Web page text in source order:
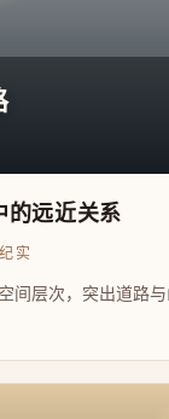
的远近关系
实
间层次，突出道路